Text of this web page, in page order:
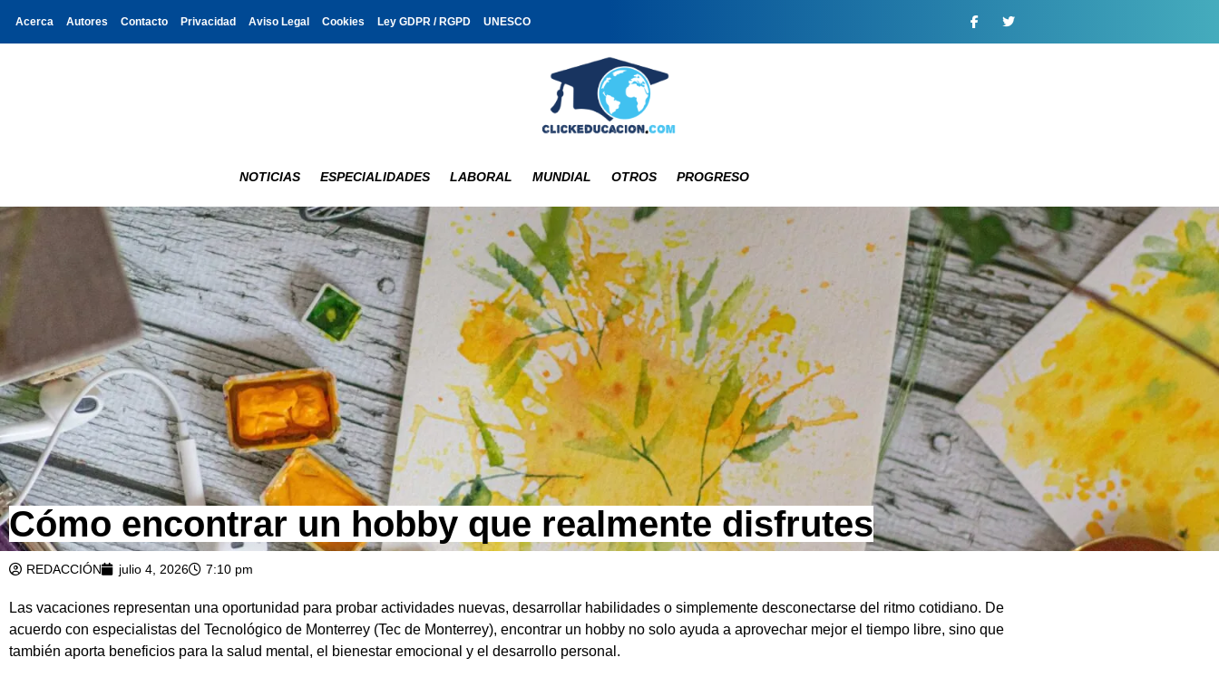
Acerca Autores Contacto Privacidad Aviso Legal Cookies Ley GDPR / RGPD UNESCO
NOTICIAS ESPECIALIDADES LABORAL MUNDIAL OTROS PROGRESO
Cómo encontrar un hobby que realmente disfrutes
REDACCIÓN julio 4, 2026 7:10 pm
Las vacaciones representan una oportunidad para probar actividades nuevas, desarrollar habilidades o simplemente desconectarse del ritmo cotidiano. De
acuerdo con especialistas del Tecnológico de Monterrey (Tec de Monterrey), encontrar un hobby no solo ayuda a aprovechar mejor el tiempo libre, sino que
también aporta beneficios para la salud mental, el bienestar emocional y el desarrollo personal.